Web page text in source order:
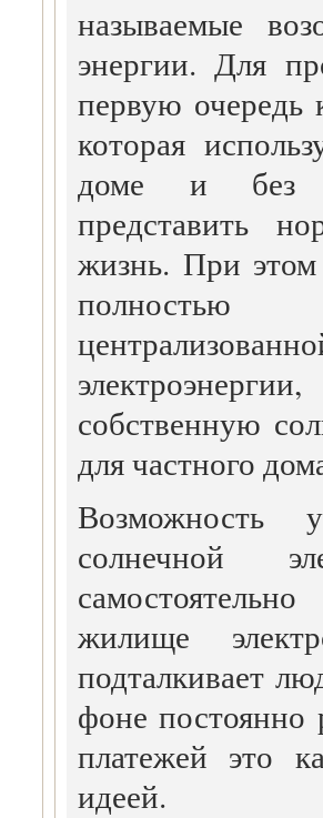
называемые
энергии. Для
первую очередь
которая
доме и без
представить
жизнь. При этом
собственную
для частного
Возможность
солнечной
жилище
подталкивает
фоне постоянно
платежей это
идеей.